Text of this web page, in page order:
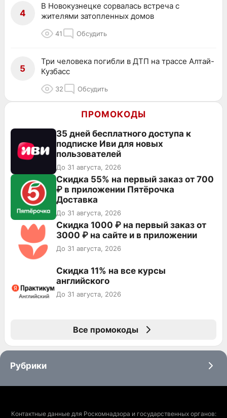
4
В Новокузнецке сорвалась встреча с
жителями затопленных домов
41 Обсудить
5
Три человека погибли в ДТП на трассе Алтай-
Кузбасс
32 Обсудить
ПРОМОКОДЫ
35 дней бесплатного доступа к
подписке Иви для новых
пользователей
До 31 августа, 2026
Скидка 55% на первый заказ от 700
₽ в приложении Пятёрочка
Доставка
До 31 августа, 2026
Скидка 1000 ₽ на первый заказ от
3000 ₽ на сайте и в приложении
До 31 августа, 2026
Скидка 11% на все курсы
английского
До 31 августа, 2026
Все промокоды
Рубрики
Контактные данные для Роскомнадзора и государственных органов: